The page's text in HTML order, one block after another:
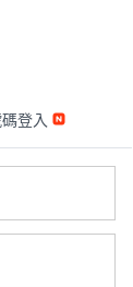
登入